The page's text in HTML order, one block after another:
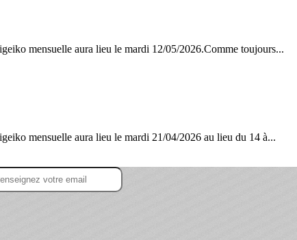
mensuelle aura lieu le mardi 12/05/2026.Comme toujours...
mensuelle aura lieu le mardi 21/04/2026 au lieu du 14 à...